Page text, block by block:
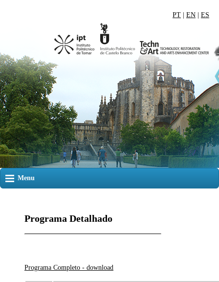
PT EN ES
Menu
Programa Detalhado
Programa Completo - download